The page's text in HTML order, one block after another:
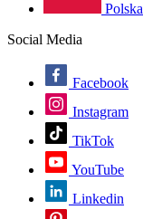
Polska
Social Media
Facebook
Instagram
TikTok
YouTube
Linkedin